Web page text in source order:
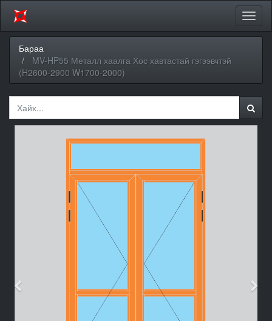
Бараа
MV-HP55 Металл хаалга Хос хавтастай гэгээвчтэй
(H2600-2900 W1700-2000)